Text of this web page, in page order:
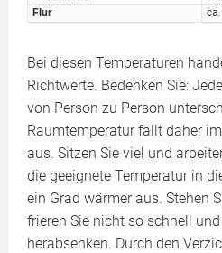
Flur
ca.
Bei diesen Temperaturen
Richtwerte. Bedenken Sie:
von Person zu Person
Raumtemperatur fällt daher
aus. Sitzen Sie viel und
die geeignete Temperatur in
ein Grad wärmer aus. Stehen
frieren Sie nicht so schnell
herabsenken. Durch den